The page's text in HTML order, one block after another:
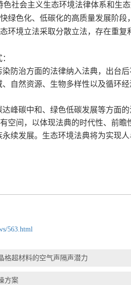
色社会主义生态环境法律体系和生
绿色化、低碳化的高质量发展阶
环境立法采取分散立法，存在重
防治方面的法律纳入法典，出台后
自然资源、生物多样性以及循环
峰碳中和、绿色低碳发展等方面
空间，以体现法典的时代性、前瞻
续发展。生态环境法典将为实现
563.html
格超材料的空气声隔声潜力
方案